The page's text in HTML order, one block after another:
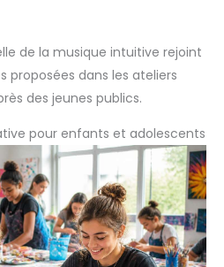
de la musique intuitive rejoint
dans les ateliers
des jeunes publics.
pour enfants et adolescents